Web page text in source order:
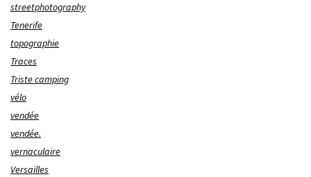
streetphotography
Tenerife
topographie
Traces
Triste camping
vélo
vendée
vendée.
vernaculaire
Versailles